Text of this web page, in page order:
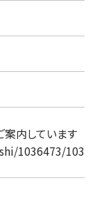
内しています
1036473/103